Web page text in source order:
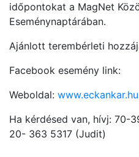
időpontokat a MagNet
Eseménynaptárában.
Ajánlott terembérleti
Facebook esemény link:
Weboldal: www.eckankar.hu
Ha kérdésed van, hívj: 70-
20- 363 5317 (Judit)